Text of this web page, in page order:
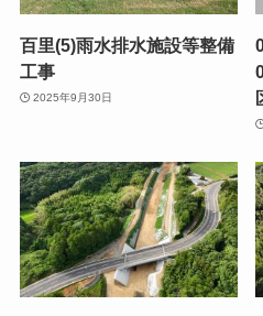
百里(5)雨水排水施設等整備
工事
2025年9月30日